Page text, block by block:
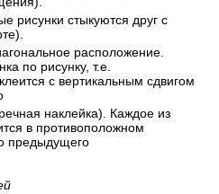
рисунки стыкуются друг с
расположение.
по рисунку, т.е.
с вертикальным сдвигом
наклейка). Каждое из
в противоположном
предыдущего